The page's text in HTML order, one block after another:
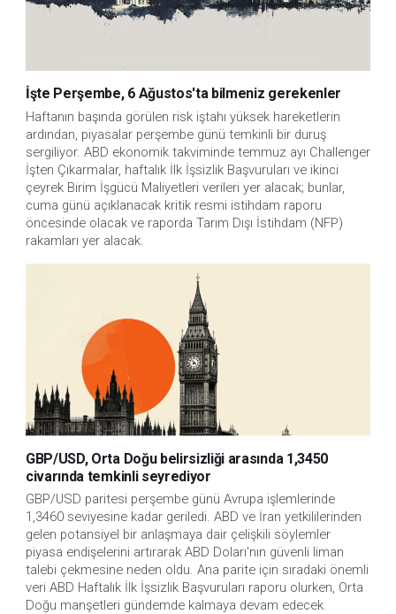
İşte Perşembe, 6 Ağustos'ta bilmeniz gerekenler
Haftanın başında görülen risk iştahı yüksek hareketlerin
ardından, piyasalar perşembe günü temkinli bir duruş
sergiliyor. ABD ekonomik takviminde temmuz ayı Challenger
İşten Çıkarmalar, haftalık İlk İşsizlik Başvuruları ve ikinci
çeyrek Birim İşgücü Maliyetleri verileri yer alacak; bunlar,
cuma günü açıklanacak kritik resmi istihdam raporu
öncesinde olacak ve raporda Tarım Dışı İstihdam (NFP)
rakamları yer alacak.
GBP/USD, Orta Doğu belirsizliği arasında 1,3450
civarında temkinli seyrediyor
GBP/USD paritesi perşembe günü Avrupa işlemlerinde
1,3460 seviyesine kadar geriledi. ABD ve İran yetkililerinden
gelen potansiyel bir anlaşmaya dair çelişkili söylemler
piyasa endişelerini artırarak ABD Doları'nın güvenli liman
talebi çekmesine neden oldu. Ana parite için sıradaki önemli
veri ABD Haftalık İlk İşsizlik Başvuruları raporu olurken, Orta
Doğu manşetleri gündemde kalmaya devam edecek.